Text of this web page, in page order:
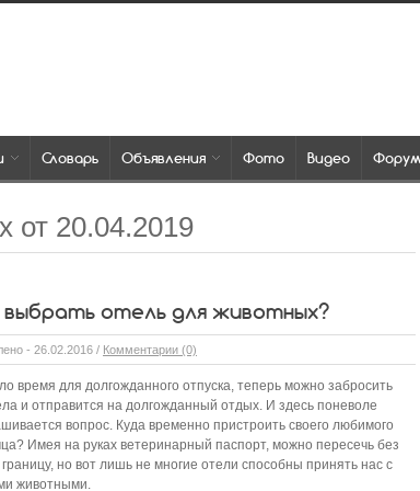
Словарь Объявления Фото Видео Форум
от 20.04.2019
выбрать отель для животных?
- 26.02.2016 / Комментарии (0)
время для долгожданного отпуска, теперь можно забросить
и отправится на долгожданный отдых. И здесь поневоле
вопрос. Куда временно пристроить своего любимого
Имея на руках ветеринарный паспорт, можно пересечь без
но вот лишь не многие отели способны принять нас с
животными.